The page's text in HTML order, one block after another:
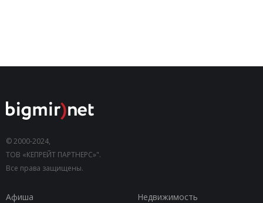
© 2000-2024,
ТОВ «КЕПРЕЙТ ПАРТНЕРС»".
Все права защищены.
Афиша
Недвижимость